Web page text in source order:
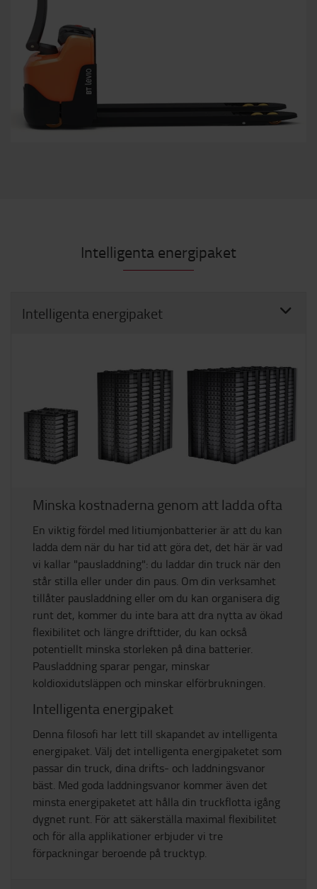
Intelligenta energipaket
Intelligenta energipaket
Minska kostnaderna genom att ladda ofta
En viktig fördel med litiumjonbatterier är att du kan
ladda dem när du har tid att göra det, det här är vad
vi kallar "pausladdning": du laddar din truck när den
står stilla eller under din paus. Om din verksamhet
tillåter pausladdning eller om du kan organisera dig
runt det, kommer du inte bara att dra nytta av ökad
flexibilitet och längre drifttider, du kan också
potentiellt minska storleken på dina batterier.
Pausladdning sparar pengar, minskar
koldioxidutsläppen och minskar elförbrukningen.
Intelligenta energipaket
Denna filosofi har lett till skapandet av intelligenta
energipaket. Välj det intelligenta energipaketet som
passar din truck, dina drifts- och laddningsvanor
bäst. Med goda laddningsvanor kommer även det
minsta energipaketet att hålla din truckflotta igång
dygnet runt. För att säkerställa maximal flexibilitet
och för alla applikationer erbjuder vi tre
förpackningar beroende på trucktyp.